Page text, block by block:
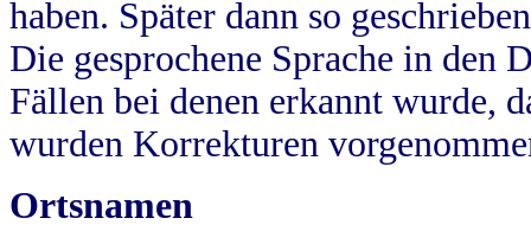
haben. Später dann so
Die gesprochene Sprache in
Fällen bei denen erkannt wurde,
wurden Korrekturen
Ortsnamen